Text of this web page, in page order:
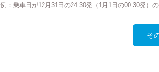
例：乗車日が12月31日の24:30発（1月1日の00:30発）
そ